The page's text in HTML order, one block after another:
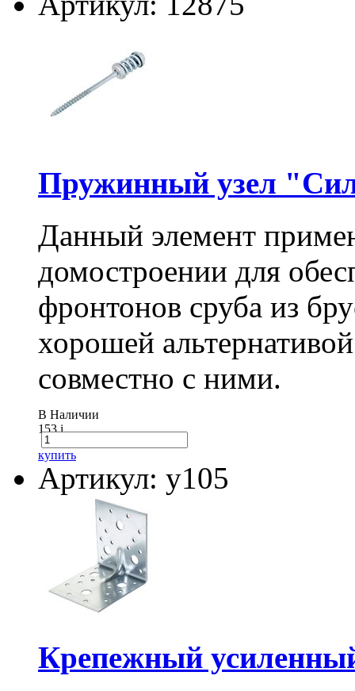
Пружинный узел
Данный элемент
домостроении для
фронтонов сруба из
хорошей
совместно с ними.
В Наличии
153i
купить
Артикул: у105
Крепежный